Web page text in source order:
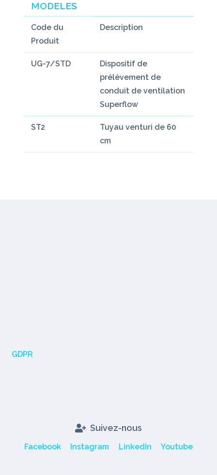
MODELES
Code du
Produit
Description
UG-7/STD
Dispositif de
prélèvement de
conduit de ventilation
Superflow
ST2
Tuyau venturi de 60
cm
GDPR
Suivez-nous
Facebook Instagram LinkedIn Youtube